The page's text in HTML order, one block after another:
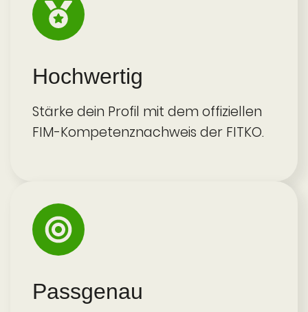
Hochwer­tig
Stärke dein Profil mit dem offiziellen
FIM-Kompetenznachweis der FITKO.
Passgenau